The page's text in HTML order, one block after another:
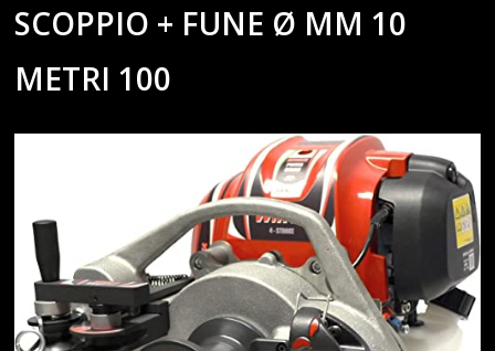
SCOPPIO + FUNE Ø MM 10
METRI 100